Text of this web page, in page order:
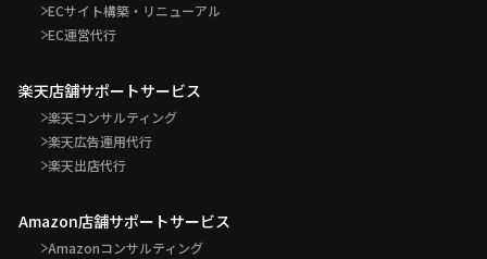
ECサイト構築・リニューアル
EC運営代行
楽天店舗サポートサービス
楽天コンサルティング
楽天広告運用代行
楽天出店代行
Amazon店舗サポートサービス
Amazonコンサルティング